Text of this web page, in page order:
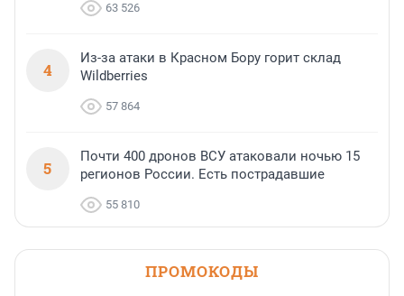
63 526
4
Из-за атаки в Красном Бору горит склад
Wildberries
57 864
5
Почти 400 дронов ВСУ атаковали ночью 15
регионов России. Есть пострадавшие
55 810
ПРОМОКОДЫ